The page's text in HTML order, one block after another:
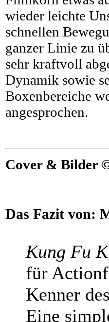
wieder leichte
schnellen
ganzer Linie zu
sehr kraftvoll
Dynamik sowie
Boxenbereiche
angesprochen.
Cover & Bilder
Das Fazit von:
Kung Fu
für
Kenner
Eine